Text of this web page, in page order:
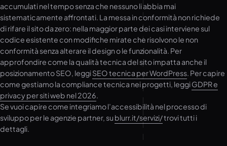
accumulati nel tempo senza che nessuno li abbia mai
sistematicamente affrontati. La messa in conformità non richiede
di rifare il sito da zero: nella maggior parte dei casi interviene sul
codice esistente con modifiche mirate che risolvono le non
conformità senza alterare il design o le funzionalità. Per
approfondire come la qualità tecnica del sito impatta anche il
posizionamento SEO, leggiSEO tecnica per WordPress. Per capire
come gestiamo la compliance tecnica nei progetti, leggiGDPR e
privacy per siti web nel 2026.
Se vuoi capire come integriamo l’accessibilità nel processo di
sviluppo per le agenzie partner, su blurr.it/servizi/trovi tutti i
dettagli.